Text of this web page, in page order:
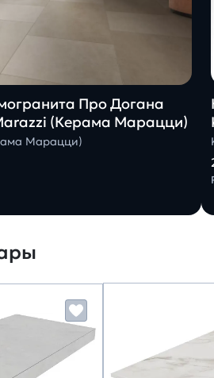
Про Догана
(Керама Марацци)
Марацци)